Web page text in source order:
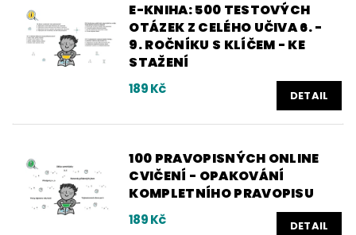
E-KNIHA: 500 TESTOVÝCH
OTÁZEK Z CELÉHO UČIVA 6. -
9. ROČNÍKU S KLÍČEM - KE
STAŽENÍ
189 Kč DETAIL
100 PRAVOPISNÝCH ONLINE
CVIČENÍ - OPAKOVÁNÍ
KOMPLETNÍHO PRAVOPISU
189 Kč DETAIL